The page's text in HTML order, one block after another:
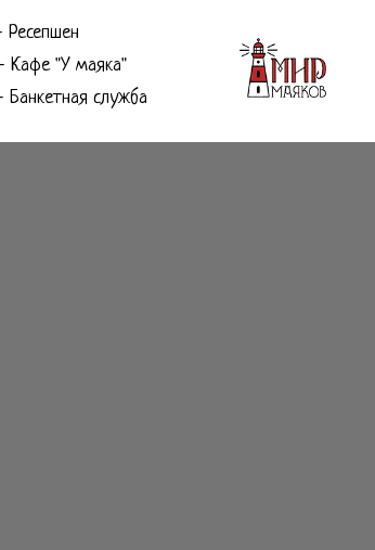
Ресепшен
Кафе "У маяка"
Банкетная служба